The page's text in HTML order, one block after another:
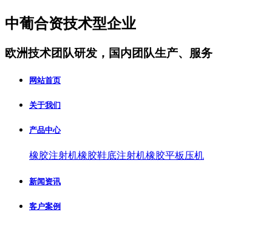
中葡合资技术型企业
欧洲技术团队研发，国内团队生产、服务
网站首页
关于我们
产品中心
橡胶注射机橡胶鞋底注射机橡胶平板压机
新闻资讯
客户案例